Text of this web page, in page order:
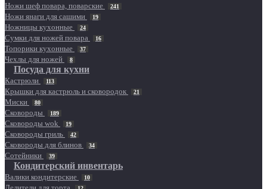
Ножи шеф повара, поварские 241
Ножи янаги для сашими 19
Ножницы кухонные 24
Сумки для ножей повара 16
Топорики кухонные 37
Чехлы для ножей 8
Посуда для кухни
Кастрюли 113
Крышки для кастрюль и сковородок 21
Миски 80
Сковороды 189
Сковороды wok 19
Сковороды гриль 42
Сковороды для блинов 34
Сотейники 39
Кондитерский инвентарь
Валики кондитерские 10